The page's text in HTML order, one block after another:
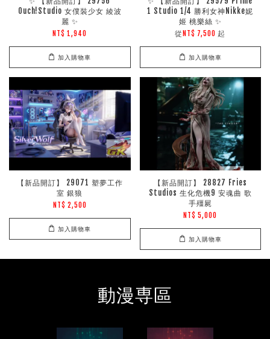
Ouch!Studio 女僕裝少女 綾波
麗 ✨
NT$ 1,940
加入購物車
1 Studio 1/4 勝利女神Nikke妮
姬 桃樂絲 ✨
從 NT$ 7,500 起
加入購物車
【新品開訂】 29071 塑夢工作
室 銀狼
NT$ 2,500
加入購物車
【新品開訂】 28827 Fries
Studios 生化危機9 安魂曲 歌
手殭屍
NT$ 5,000
加入購物車
動漫専區